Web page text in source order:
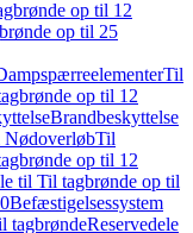
op til 12
op til 25
Til
op til 12
Brandbeskyttelse
NødoverløbTil
op til 12
til Til tagbrønde op til
Befæstigelsessystem
tagbrøndeReservedele